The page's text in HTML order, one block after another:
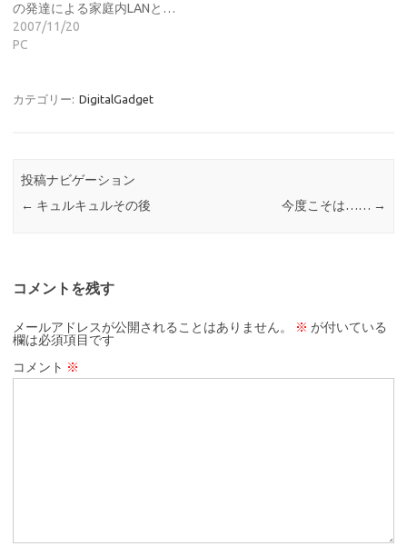
の発達による家庭内LANと…
2007/11/20
PC
カテゴリー: DigitalGadget
投稿ナビゲーション
← キュルキュルその後 今度こそは…… →
コメントを残す
メールアドレスが公開されることはありません。 ※ が付いている
欄は必須項目です
コメント ※